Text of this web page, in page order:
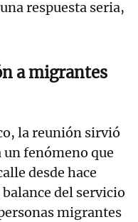
respuesta seria,
a migrantes
la reunión sirvió
fenómeno que
desde hace
del servicio
migrantes